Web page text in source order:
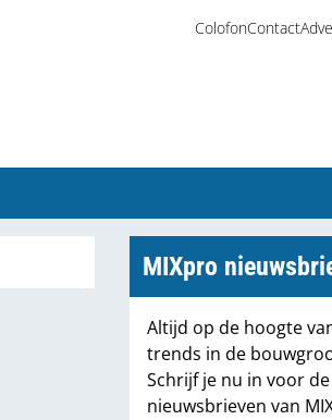
ColofonContact
MIXpro
Altijd op de hoogte
trends in de
Schrijf je nu in voor de
nieuwsbrieven van